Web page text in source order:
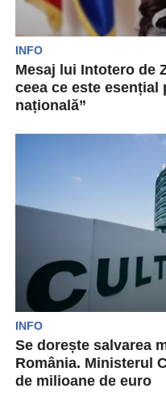
INFO
Mesaj lui Intotero de
ceea ce este
națională”
mesaj cu ocazia Zilei
INFO
Se dorește salvarea
România. Ministerul
de milioane de euro